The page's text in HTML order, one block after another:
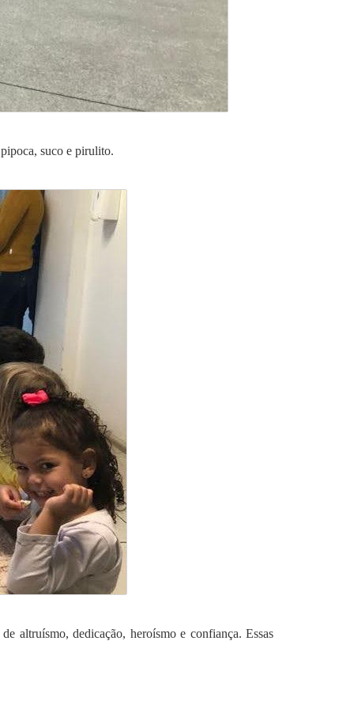
suco e pirulito.
altruísmo, dedicação, heroísmo e confiança. Essas